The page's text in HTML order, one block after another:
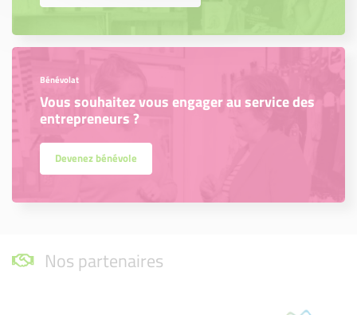
Bénévolat
Vous souhaitez vous engager au service des
entrepreneurs ?
Devenez bénévole
Nos partenaires